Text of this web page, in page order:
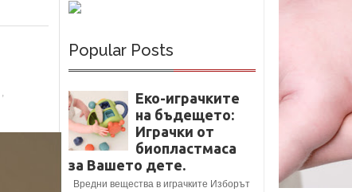
Popular Posts
Еко-играчките
на бъдещето:
Играчки от
биопластмаса
за Вашето дете.
Вредни вещества в играчките Изборът
,